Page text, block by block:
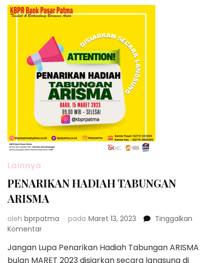
DEPOSITO
Lainnya
PENARIKAN HADIAH TABUNGAN
ARISMA
oleh bprpatma pada Maret 13, 2023
Tinggalkan
Komentarpada
HADIAH
TABUNGAN
Jangan Lupa Penarikan Hadiah Tabungan ARISMA
bulan MARET 2023 disiarkan secara langsung di